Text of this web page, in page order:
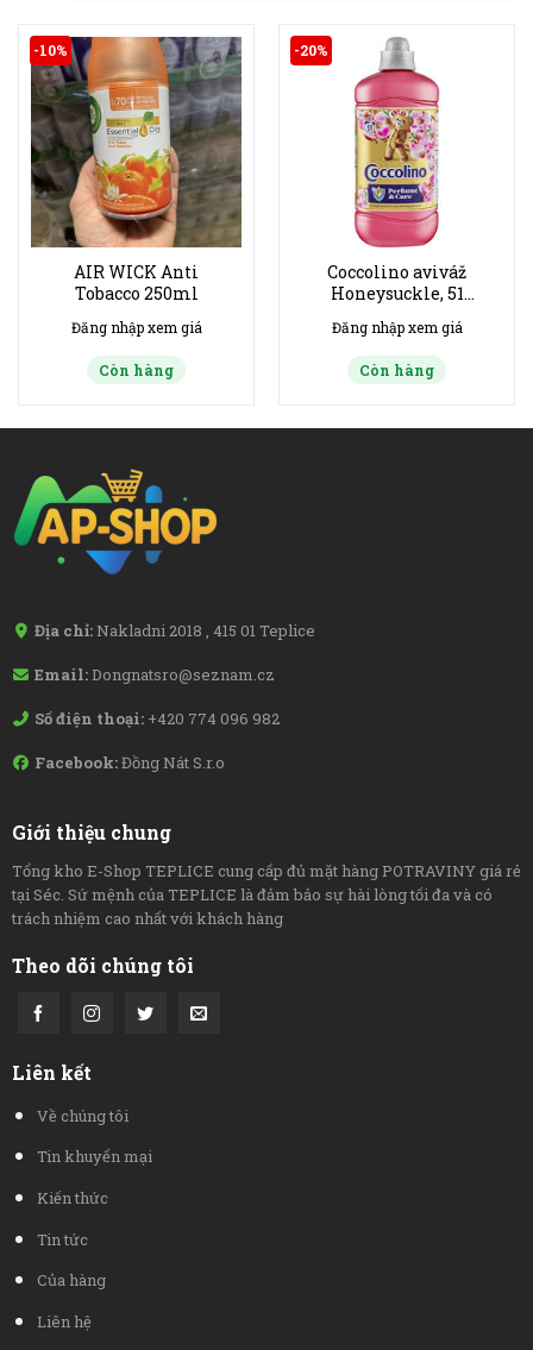
-10%
AIR WICK Anti
Tobacco 250ml
Đăng nhập xem giá
Còn hàng
-20%
Coccolino aviváž
Honeysuckle, 51
Đăng nhập xem giá
Còn hàng
Địa chỉ: Nakladni 2018 , 415 01 Teplice
Email:Dongnatsro@seznam.cz
Số điện thoại: +420 774 096 982
Facebook:Đồng Nát S.r.o
Giới thiệu chung
Tổng kho E-Shop TEPLICE cung cấp đủ mặt hàng POTRAVINY giá rẻ
tại Séc. Sứ mệnh của TEPLICE là đảm bảo sự hài lòng tối đa và có
trách nhiệm cao nhất với khách hàng
Theo dõi chúng tôi
Liên kết
Về chúng tôi
Tin khuyến mại
Kiến thức
Tin tức
Của hàng
Liên hệ